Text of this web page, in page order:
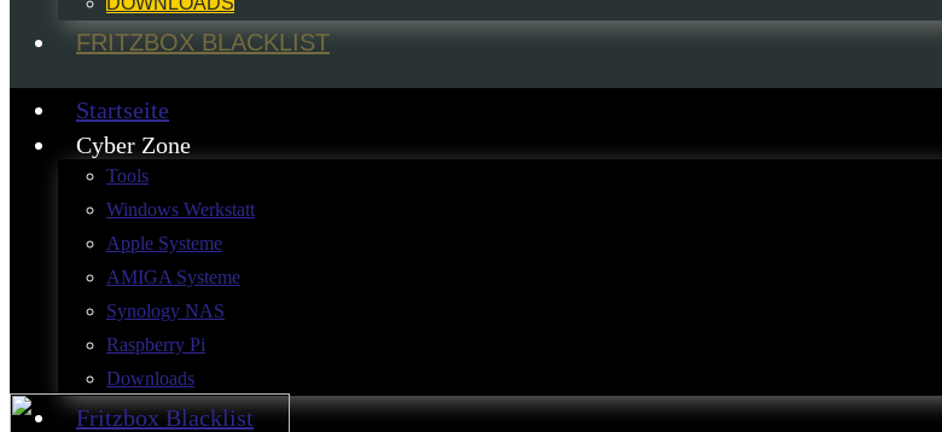
FRITZBOX BLACKLIST
Startseite
Cyber Zone
Tools
Windows Werkstatt
Apple Systeme
AMIGA Systeme
Synology NAS
Raspberry Pi
Downloads
Fritzbox Blacklist